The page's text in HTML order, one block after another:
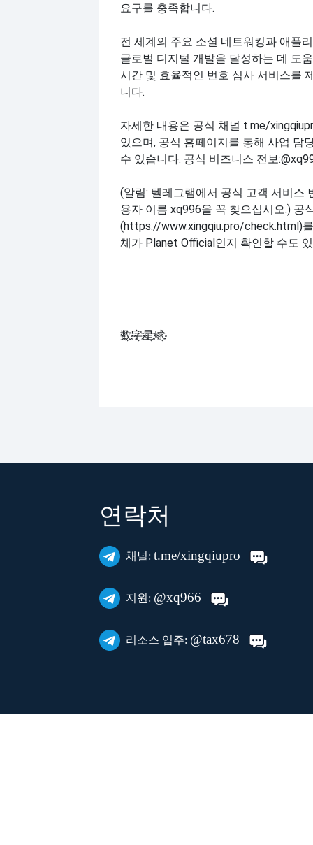
요구를 충족합니다.
전 세계의 주요 소셜 네트워킹과 애플
글로벌 디지털 개발을 달성하는 데 도
시간 및 효율적인 번호 심사 서비스를
니다.
자세한 내용은 공식 채널 t.me/
있으며, 공식 홈페이지를 통해 사업 담
수 있습니다. 공식 비즈니스 전보
(알림: 텔레그램에서 공식 고객 서비스
용자 이름 xq996을 꼭 찾으십시오.) 공
(https://www.xingqiu.pro/check.html)
체가 Planet Official인지 확인할 수도
数҈字҈星҈球҈͏
연락처
채널: t.me/xingqiupro
지원: @xq966
리소스 입주: @tax678